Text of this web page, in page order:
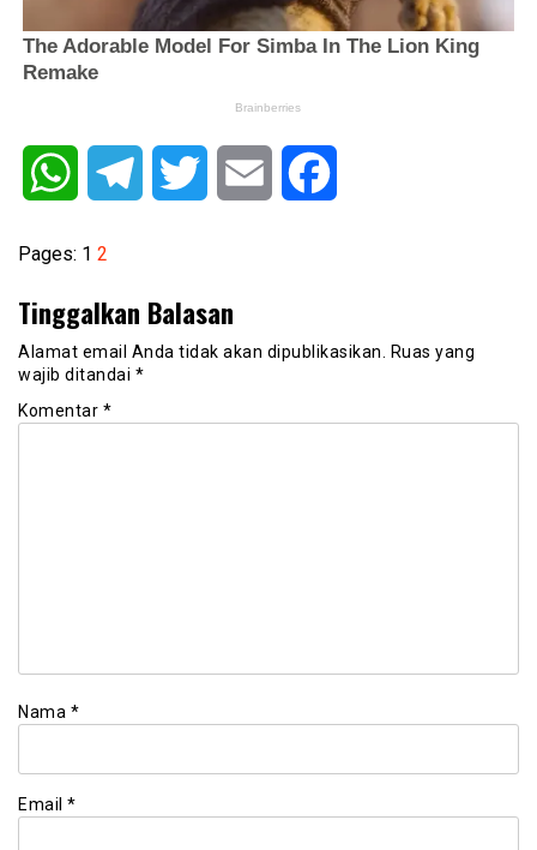
WhatsAppTelegram Twitter Email
Pages: 1 2
Tinggalkan Balasan
Alamat email Anda tidak akan dipublikasikan.
Ruas yang
wajib ditandai *
Komentar *
Nama *
Email *